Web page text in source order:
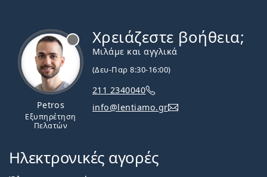
Petros
Εξυπηρέτηση
Πελατών
Χρειάζεστε βοήθεια;
Μιλάμε και αγγλικά
(Δευ-Παρ 8:30-16:00)
211 2340040
info@lentiamo.gr
Ηλεκτρονικές αγορές